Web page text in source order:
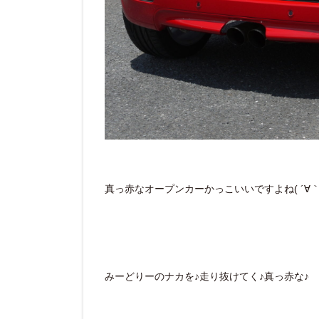
真っ赤なオープンカーかっこいいですよね( ´∀
みーどりーのナカを♪走り抜けてく♪真っ赤な♪